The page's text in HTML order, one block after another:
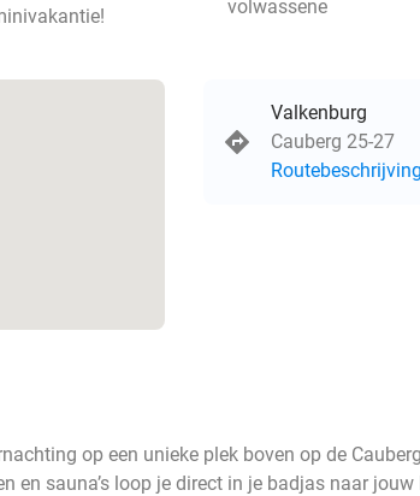
volwassene
Valkenburg
Cauberg 25-27
Routebeschrijving
op een unieke plek boven op de
en sauna’s loop je direct in je badjas naar